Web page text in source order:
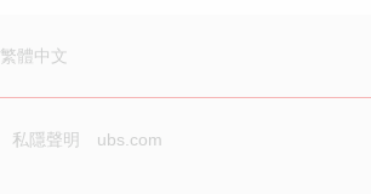
繁體中文
私隱聲明 ubs.com